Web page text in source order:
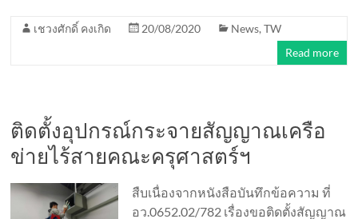
เชวงศักดิ์ คงเกิด 20/08/2020 News,TW
Read more
ติดตั้งอุปกรณ์กระจายสัญญาณเครือ
ข่ายไร้สายคณะครุศาสตร์ฯ
สืบเนื่องจากหนังสือบันทึกข้อความ ที่
อว.0652.02/782 เรื่องขอติดตั้งสัญญาณ